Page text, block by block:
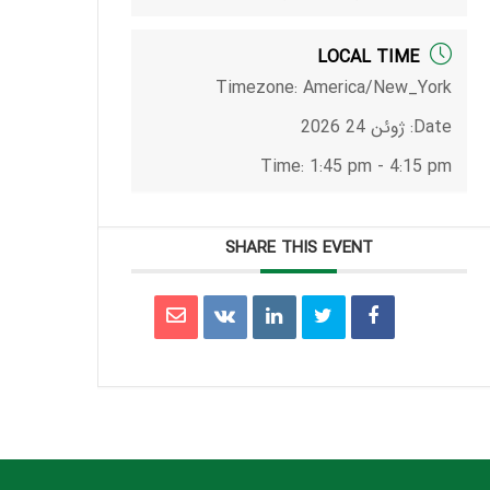
LOCAL TIME
Timezone: America/New_York
Date: ژوئن 24 2026
Time: 1:45 pm - 4:15 pm
SHARE THIS EVENT